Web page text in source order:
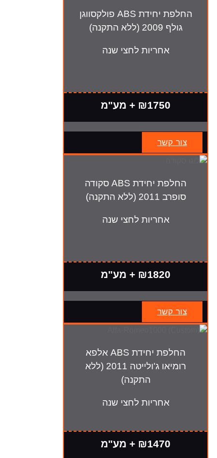
החלפת יחידת ABS פולקסווגן
גולף 2009 (ללא התקנה)
אחריות לחצי שנה
₪1750 + מע"מ
צור קשר
החלפת יחידת ABS סקודה
סופרב 2011 (ללא התקנה)
אחריות לחצי שנה
₪1820 + מע"מ
צור קשר
החלפת יחידת ABS אלפא
רומיאו ג'ולייטה 2011 (ללא
התקנה)
אחריות לחצי שנה
₪1470 + מע"מ